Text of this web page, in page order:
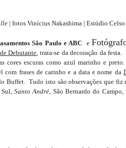
| fotos Vinícius Nakashima | Estúdio
São Paulo e ABC e
Debutante, trata-se da decoração da
escuras como azul marinho e preto.
com frases de carinho e a data e nome da
Buffet. Tudo isto são observações que fiz
Sul,Santo André, São Bernardo do